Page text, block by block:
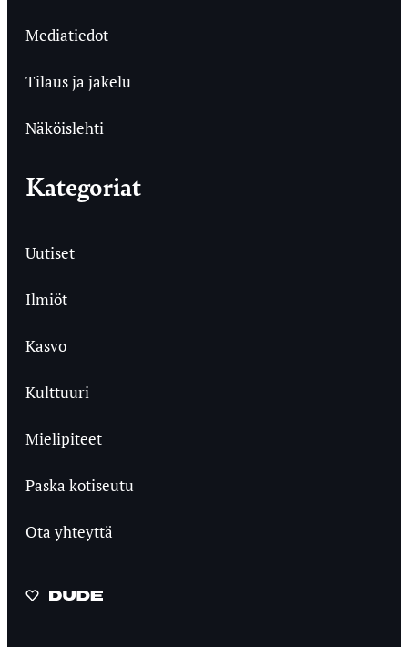
Mediatiedot
Tilaus ja jakelu
Näköislehti
Kategoriat
Uutiset
Ilmiöt
Kasvo
Kulttuuri
Mielipiteet
Paska kotiseutu
Ota yhteyttä